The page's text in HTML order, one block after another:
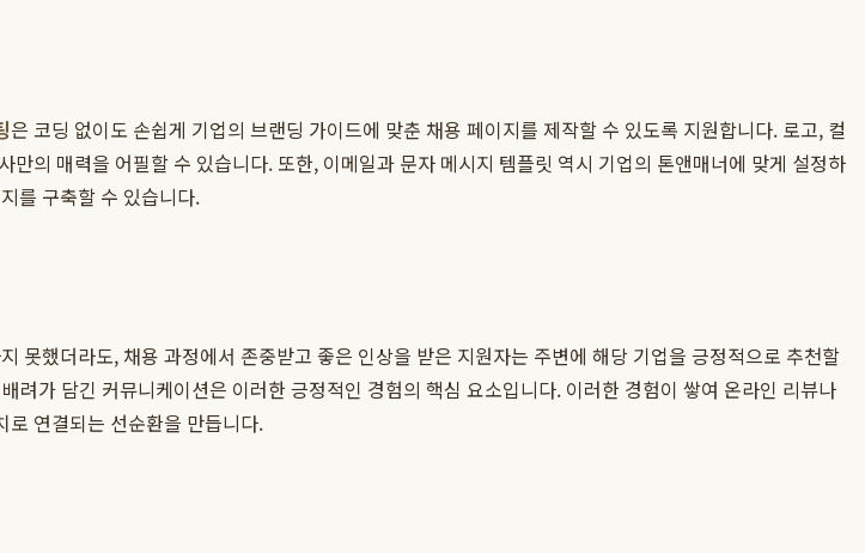
은 코딩 없이도 손쉽게 기업의 브랜딩 가이드에 맞춘 채용 페이지를 제작할 수 있도록 지원합니다. 로고, 컬
의 매력을 어필할 수 있습니다. 또한, 이메일과 문자 메시지 템플릿 역시 기업의 톤앤매너에 맞게 설정하
를 구축할 수 있습니다.
못했더라도, 채용 과정에서 존중받고 좋은 인상을 받은 지원자는 주변에 해당 기업을 긍정적으로 추천할
려가 담긴 커뮤니케이션은 이러한 긍정적인 경험의 핵심 요소입니다. 이러한 경험이 쌓여 온라인 리뷰나
로 연결되는 선순환을 만듭니다.